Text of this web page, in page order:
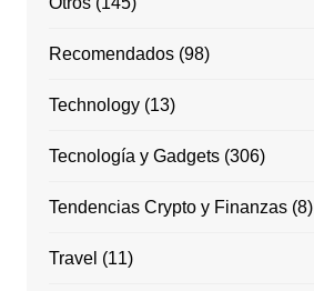
Recomendados(98)
Technology(13)
Tecnología y Gadgets(306)
Tendencias Crypto y Finanzas(8)
Travel (11)